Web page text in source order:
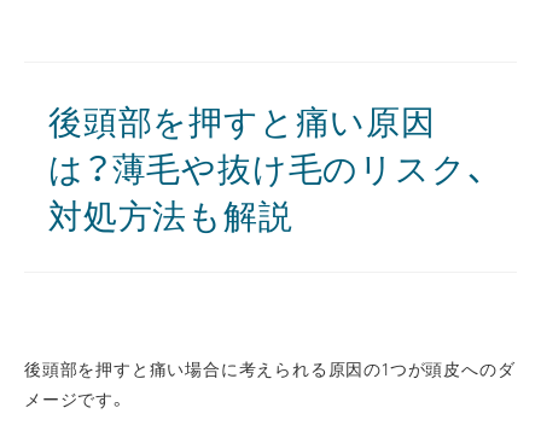
後頭部を押すと痛い原因
は？薄毛や抜け毛のリスク、
対処方法も解説
後頭部を押すと痛い場合に考えられる原因の1つが頭皮へのダ
メージです。